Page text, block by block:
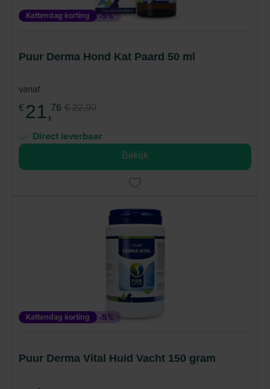
Kattendag korting -5%
Puur Derma Hond Kat Paard 50 ml
vanaf
€ 21,76 € 22,90
Direct leverbaar
Bekijk
Kattendag korting -5%
Puur Derma Vital Huid Vacht 150 gram